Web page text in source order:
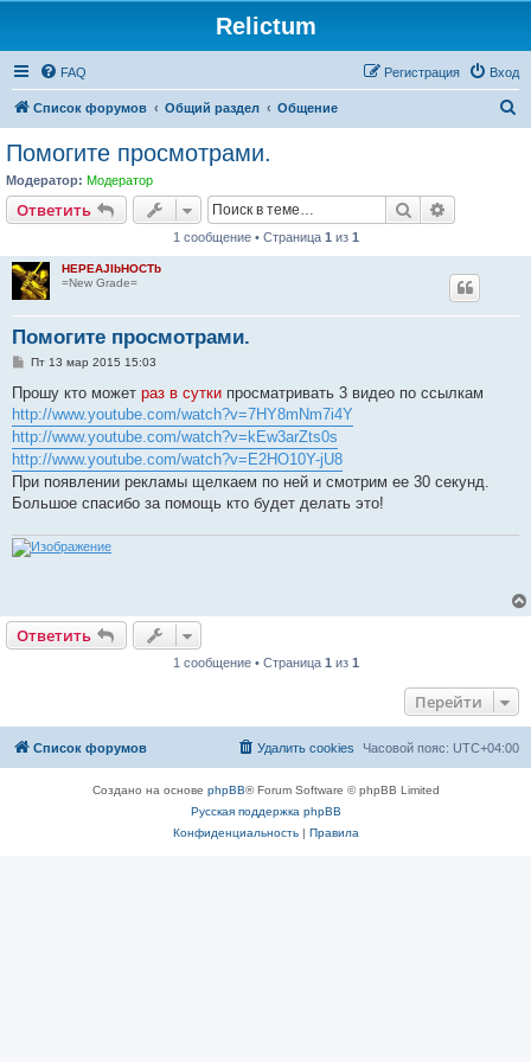
Relictum
FAQ Вход
Регистрация
Список форумов Общий раздел Общение
Помогите просмотрами.
Модератор: Модератор
Ответить Поиск
1 сообщение • Страница 1 из 1
HEPEAJIbHOCTb
=New Grade=
Помогите просмотрами.
С
о
щ
е
н
и
е
Пт 13 мар 2015 15:03
Прошу кто может раз в сутки просматривать 3 видео по ссылкам
http://www.youtube.com/watch?v=7HY8mNm7i4Y
http://www.youtube.com/watch?v=kEw3arZts0s
http://www.youtube.com/watch?v=E2HO10Y-jU8
При появлении рекламы щелкаем по ней и смотрим ее 30 секунд.
Большое спасибо за помощь кто будет делать это!
Ответить
1 сообщение • Страница 1 из 1
Перейти
Список форумов Часовой пояс: UTC+04:00
Удалить cookies
Создано на основе phpBB® Forum Software © phpBB Limited
Русская поддержка phpBB
Конфиденциальность| Правила